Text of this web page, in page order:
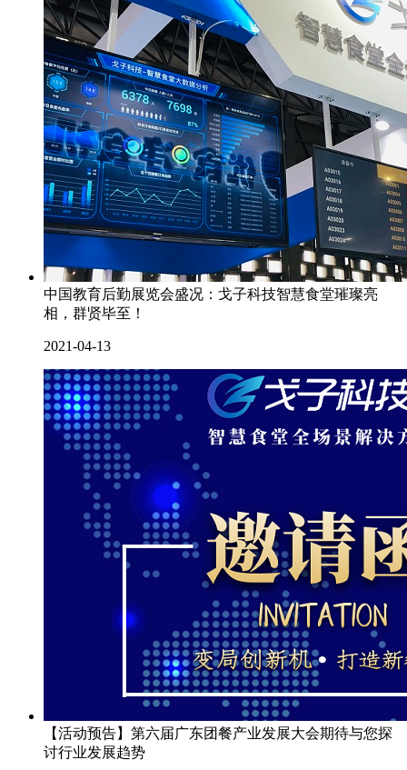
中国教育后勤展览会盛况：戈子科技智慧食堂璀璨亮
相，群贤毕至！
2021-04-13
【活动预告】第六届广东团餐产业发展大会期待与您探
讨行业发展趋势